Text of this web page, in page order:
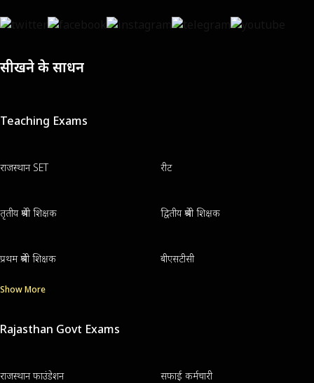
सीखने के साधन
Teaching Exams
राजस्थान SET रीट
तृतीय श्रेणी शिक्षक द्वितीय श्रेणी शिक्षक
प्रथम श्रेणी शिक्षक बीएसटीसी
Show More
Rajasthan Govt Exams
राजस्थान फाउंडेशन सफाई कर्मचारी